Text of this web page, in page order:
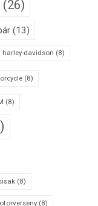
(26)
(13)
harley-davidson (8)
(8)
(8)
(8)
(8)